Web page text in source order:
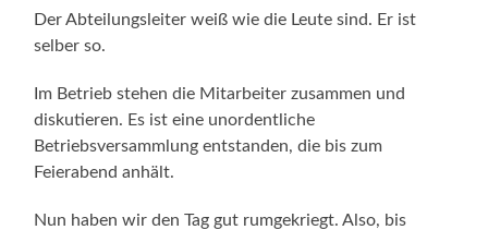
Der Abteilungsleiter weiß wie die Leute sind. Er ist
selber so.
Im Betrieb stehen die Mitarbeiter zusammen und
diskutieren. Es ist eine unordentliche
Betriebsversammlung entstanden, die bis zum
Feierabend anhält.
Nun haben wir den Tag gut rumgekriegt. Also, bis